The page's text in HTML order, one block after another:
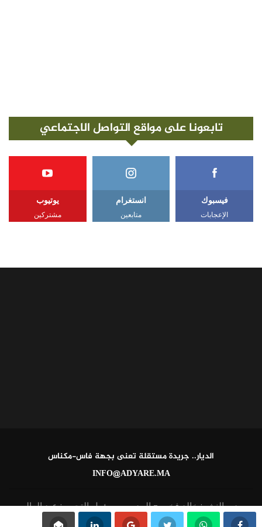
تابعونا على مواقع التواصل الاجتماعي
فيسبوك
الإعجابات
انستغرام
متابعين
يوتيوب
مشتركين
الديار.. جريدة مستقلة تعنى بجهة فاس-مكناس
INFO@ADYARE.MA
مدير النشر: خالد فخير - المدير ومسؤول التحرير: عبد العالي
القاطي